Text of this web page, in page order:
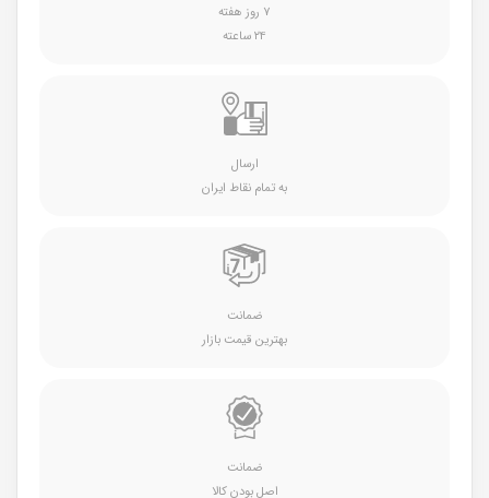
۷ روز هفته
۲۴ ساعته
ارسال
به تمام نقاط ایران
ضمانت
بهترین قیمت بازار
ضمانت
اصل بودن کالا